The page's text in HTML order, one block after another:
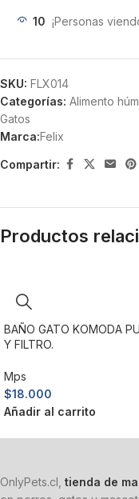
10 ¡Personas
SKU: FLX014
Categorías: Alimento
Gatos
Marca:Felix
Compartir:
Productos
BAÑO GATO KOMODA
Y FILTRO.
Mps
$18.000
Añadir al carrito
OnlyPets.cl, tienda de